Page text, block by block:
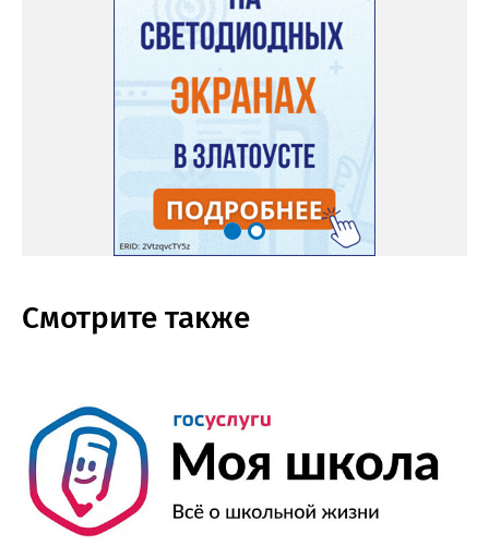
Смотрите также